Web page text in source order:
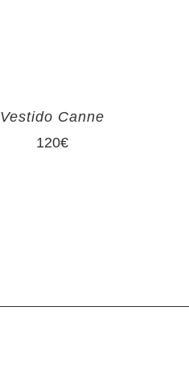
Vestido Canne
120€